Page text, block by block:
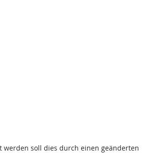
werden soll dies durch einen geänderten